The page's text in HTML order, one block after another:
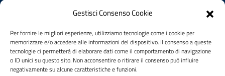
Gestisci Consenso Cookie
Per fornire le migliori esperienze, utilizziamo tecnologie come i cookie per
memorizzare e/o accedere alle informazioni del dispositivo. Il consenso a queste
tecnologie ci permetterà di elaborare dati come il comportamento di navigazione
o ID unici su questo sito. Non acconsentire o ritirare il consenso può influire
negativamente su alcune caratteristiche e funzioni.
Dichiarazione di accessibilità
Note legali